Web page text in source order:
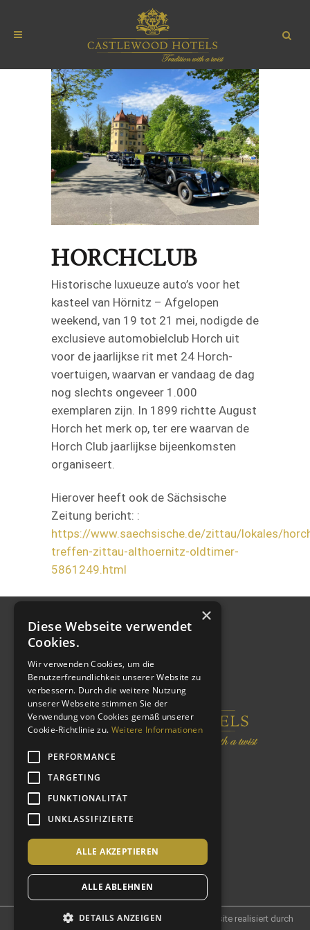
HORCHCLUB
Historische luxueuze auto’s voor het
kasteel van Hörnitz – Afgelopen
weekend, van 19 tot 21 mei, nodigde de
exclusieve automobielclub Horch uit
voor de jaarlijkse rit met 24 Horch-
voertuigen, waarvan er vandaag de dag
nog slechts ongeveer 1.000
exemplaren zijn. In 1899 richtte August
Horch het merk op, ter ere waarvan de
Horch Club jaarlijkse bijeenkomsten
organiseert.
Hierover heeft ook de Sächsische
Zeitung bericht: :
https://www.saechsische.de/zittau/lokales/
treffen-zittau-althoernitz-oldtimer-
5861249.html
© 2021 Castlewood Hotels und Resorts AG – Website realisiert durch
×
Diese Webseite verwendet
Cookies.
Wir verwenden Cookies, um die
Benutzerfreundlichkeit unserer Website zu
verbessern. Durch die weitere Nutzung
unserer Webseite stimmen Sie der
Verwendung von Cookies gemäß unserer
Cookie-Richtlinie zu. Weitere Informationen
PERFORMANCE
TARGETING
FUNKTIONALITÄT
UNKLASSIFIZIERTE
ALLE AKZEPTIEREN
ALLE ABLEHNEN
DETAILS ANZEIGEN